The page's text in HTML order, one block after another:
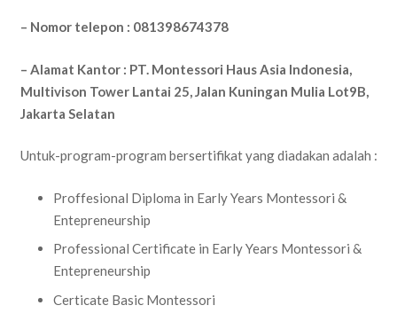
– Nomor telepon : 081398674378
– Alamat Kantor : PT. Montessori Haus Asia Indonesia,
Multivison Tower Lantai 25, Jalan Kuningan Mulia Lot9B,
Jakarta Selatan
Untuk-program-program bersertifikat yang diadakan adalah :
Proffesional Diploma in Early Years Montessori &
Entepreneurship
Professional Certificate in Early Years Montessori &
Entepreneurship
Certicate Basic Montessori